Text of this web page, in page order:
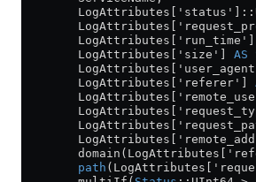
        LogAttributes['run_time']
        LogAttributes['size']
AS
        LogAttributes['referer']
        path